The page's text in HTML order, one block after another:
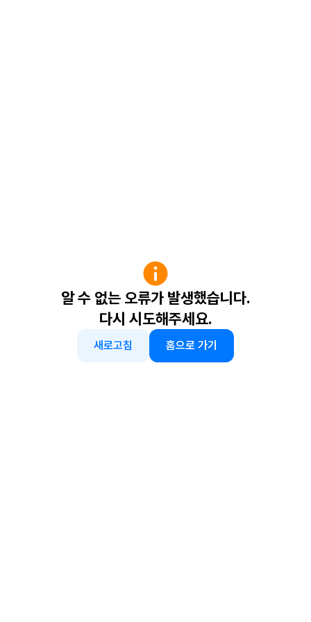
알 수 없는 오류가 발생했습니다.
다시 시도해주세요.
새로고침 홈으로 가기